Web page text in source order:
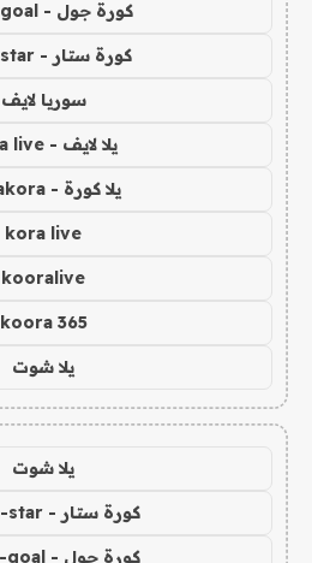
كورة جول - kora goal
كورة ستار - kora star
سوريا لايف
يلا لايف - yalla live
يلا كورة - yallakora
kora live
kooralive
koora 365
يلا شوت
يلا شوت
كورة ستار - koora-star
كورة جول - koora-goal